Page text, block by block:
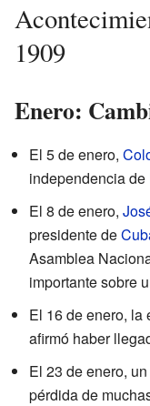
1909
Enero:
El 5 de enero,
independencia de
El 8 de enero,
presidente de
Asamblea
importante sobre
El 16 de enero, la
afirmó haber
El 23 de enero,
pérdida de